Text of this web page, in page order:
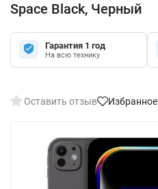
Space Black, Черный
Гарантия 1 год
На всю технику
Оставить отзыв Избранное